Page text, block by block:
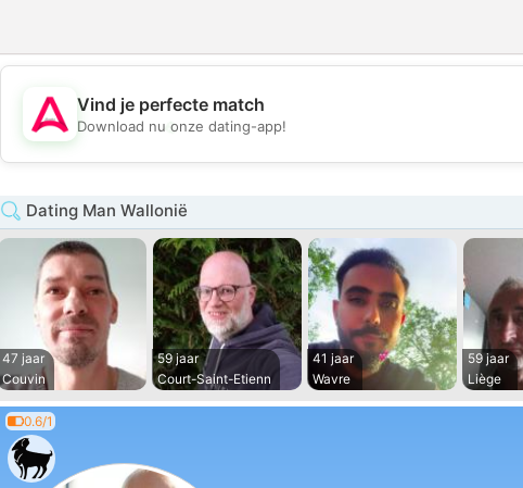
💕
Vind je perfecte match
Download nu onze dating-app!
Dating Man Wallonië
47 jaar
Couvin
59 jaar
Court-Saint-Etienn
41 jaar
Wavre
59 jaar
Liège
0.6/1